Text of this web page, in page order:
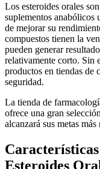
Los esteroides orales
suplementos anabólicos
de mejorar su
compuestos tienen la
pueden generar
relativamente corto. Sin
productos en tiendas de
seguridad.
La tienda de
ofrece una gran
alcanzará sus metas
Esteroides